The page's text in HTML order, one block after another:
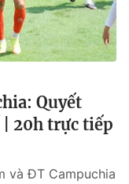
có sự chấp
phát hành lại
Quyết
20h trực tiếp
và ĐT Campuchia